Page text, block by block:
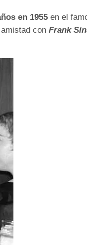
en 1955 en el
con Frank